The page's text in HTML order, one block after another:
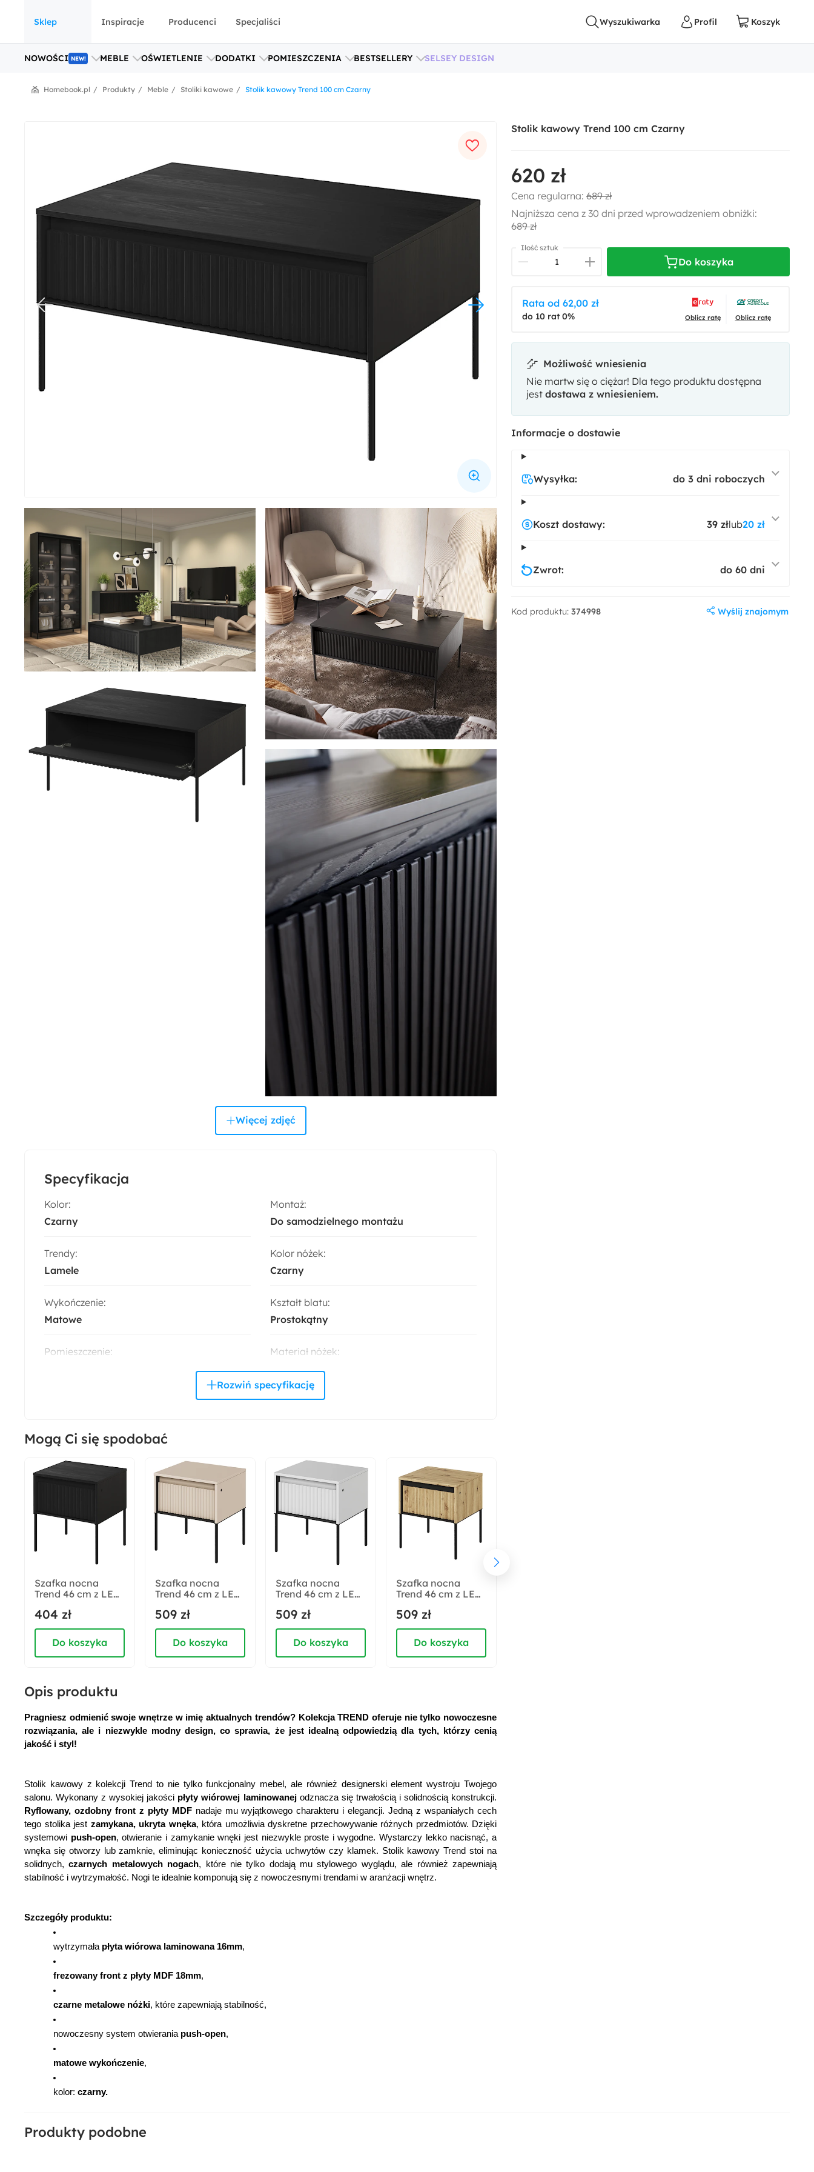
Sklep
NOWOŚCI NEW! MEBLE OŚWIETLENIE DODATKI POMIESZCZENIA BESTSELLERY SELSEY DESIGN
Inspiracje Producenci Specjaliści
Stolik kawowy Trend 100 cm Czarny
Stoliki kawowe
Meble
Produkty
Homebook.pl
Więcej zdjęć
Specyfikacja
Kolor:
Czarny
Montaż:
Do samodzielnego montażu
Trendy:
Lamele
Kolor nóżek:
Czarny
Wykończenie:
Matowe
Kształt blatu:
Prostokątny
Pomieszczenie:
Materiał nóżek:
Metal
Wysokość:
Szerokość:
70 cm
24 cm
1
1
Industrialny
Ilość paczek:
1
Zabezpieczenie obrzeży:
Obrzeża ABS
Numer płyty:
Długość:
Kształt:
Prostokątny
Metal Płyta meblowa
Mogą Ci się spodobać
Szafka nocna
Trend 46 cm z LED
404 zł
Do koszyka
Szafka nocna
Trend 46 cm z LED
509 zł
Do koszyka
Szafka nocna
Trend 46 cm z LED
509 zł
Do koszyka
Szafka nocna
Trend 46 cm z LED
509 zł
Do koszyka
Opis produktu
Pragniesz odmienić swoje wnętrze w imię aktualnych trendów? Kolekcja TREND oferuje nie tylko nowoczesne
rozwiązania, ale i niezwykle modny design, co sprawia, że jest idealną odpowiedzią dla tych, którzy cenią
jakość i styl!
Stolik kawowy z kolekcji Trend to nie tylko funkcjonalny mebel, ale również designerski element wystroju Twojego
salonu. Wykonany z wysokiej jakości płyty wiórowej laminowanejodznacza się trwałością i solidnością konstrukcji.
Ryflowany, ozdobny front z płyty MDFnadaje mu wyjątkowego charakteru i elegancji. Jedną z wspaniałych cech
tego stolika jest zamykana, ukryta wnęka, która umożliwia dyskretne przechowywanie różnych przedmiotów. Dzięki
systemowi push-open, otwieranie i zamykanie wnęki jest niezwykle proste i wygodne. Wystarczy lekko nacisnąć, a
wnęka się otworzy lub zamknie, eliminując konieczność użycia uchwytów czy klamek. Stolik kawowy Trend stoi na
solidnych,czarnych metalowych nogach, które nie tylko dodają mu stylowego wyglądu, ale również zapewniają
stabilność i wytrzymałość. Nogi te idealnie komponują się z nowoczesnymi trendami w aranżacji wnętrz.
Szczegóły produktu:
wytrzymała płyta wiórowa laminowana 16mm,
frezowany front z płyty MDF 18mm,
czarne metalowe nóżki, które zapewniają stabilność,
nowoczesny system otwierania push-open,
matowe wykończenie,
kolor: czarny.
Stolik kawowy Trend 100 cm Czarny
620 zł
Cena regularna: 689 zł
Najniższa cena z 30 dni przed wprowadzeniem obniżki:
689 zł
Ilość sztuk
Do koszyka
Rata od 62,00 zł
do 10 rat 0% Oblicz ratę Oblicz ratę
Możliwość wniesienia
Nie martw się o ciężar! Dla tego produktu dostępna
jest dostawa z wniesieniem.
Informacje o dostawie
Wysyłka: do 3 dni roboczych
Koszt dostawy: 39 złlub20 zł
Zwrot: do 60 dni
Kod produktu: 374998 Wyślij znajomym
Produkty podobne